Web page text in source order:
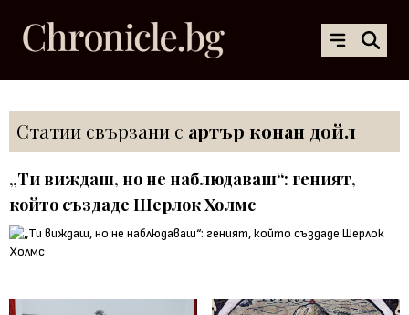
Статии свързани с артър конан дойл
„Ти виждаш, но не наблюдаваш“: геният,
който създаде Шерлок Холмс